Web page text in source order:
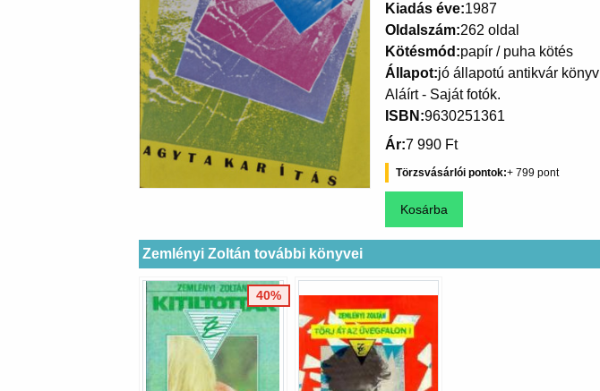
Kiadás éve 1987
Oldalszám 262 oldal
Kötésmód papír / puha kötés
Állapot jó állapotú antikvár könyv
Aláírt - Saját fotók.
ISBN 9630251361
Ár 7 990 Ft
Törzsvásárlói pontok 799
Zemlényi Zoltán további könyvei
40%